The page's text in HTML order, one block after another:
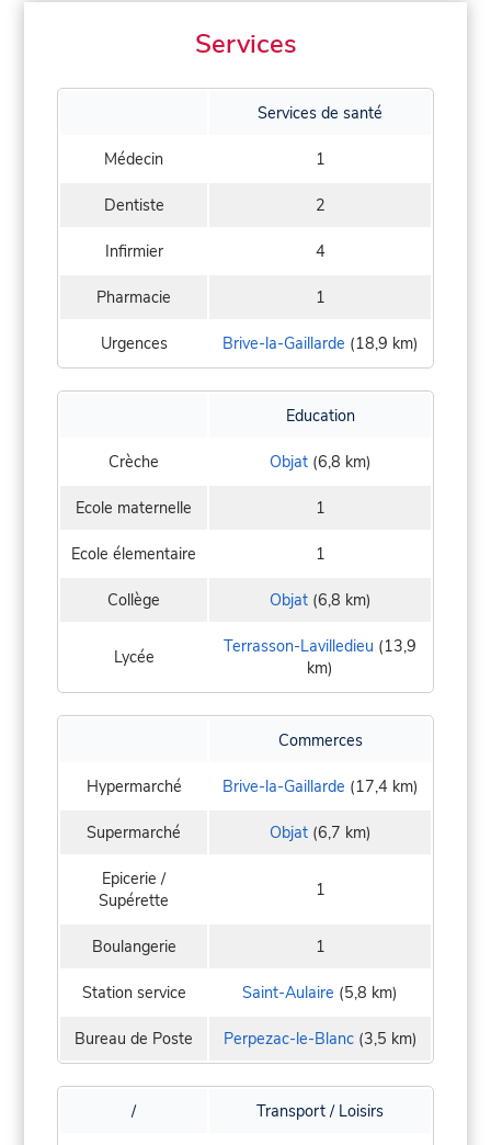
Services
Services de santé
Médecin 1
Dentiste 2
Infirmier 4
Pharmacie 1
Urgences Brive-la-Gaillarde (18,9 km)
Education
Crèche Objat(6,8 km)
Ecole maternelle 1
Ecole élementaire 1
Collège Objat(6,8 km)
Lycée Terrasson-Lavilledieu (13,9
km)
Commerces
Hypermarché Brive-la-Gaillarde (17,4 km)
Supermarché Objat(6,7 km)
Epicerie /
Supérette
1
Boulangerie 1
Station service Saint-Aulaire (5,8 km)
Bureau de Poste Perpezac-le-Blanc(3,5 km)
/ Transport / Loisirs